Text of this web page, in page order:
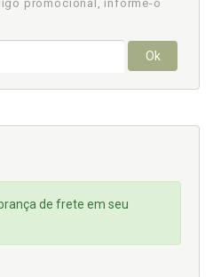
promocional, informe-o
Ok
de frete em seu